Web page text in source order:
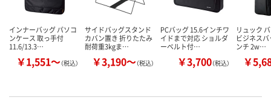
インナーバッグ パソコ
ンケース 取っ手付
11.6/13.3…
￥1,551～（税込）
サイドバッグスタンド
カバン置き 折りたたみ
耐荷重3kgま…
￥3,190～（税込）
PCバッグ 15.6インチワ
イドまで対応 ショルダ
ーベルト付…
￥3,700（税込）
リュック
ビジネス
ンチ 2w…
￥